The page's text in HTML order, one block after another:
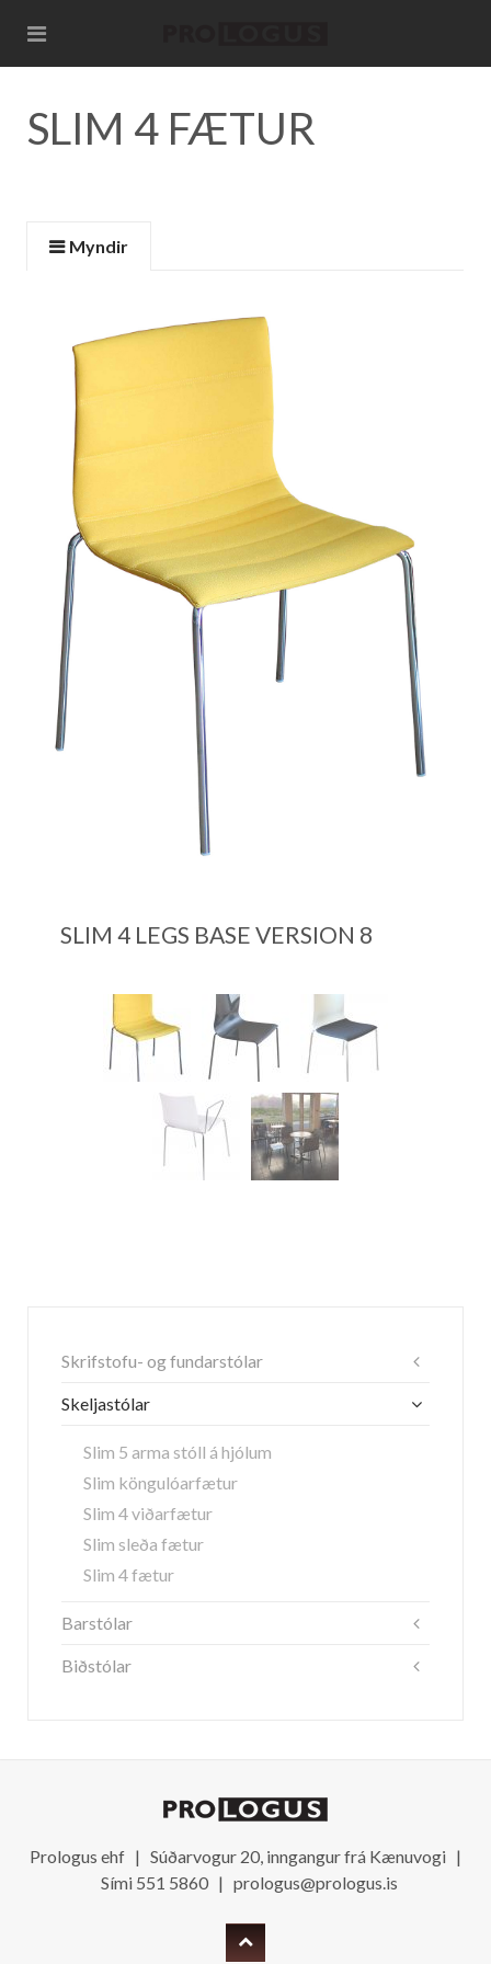
SLIM 4 FÆTUR
Myndir
SLIM 4 LEGS BASE VERSION 8
Skrifstofu- og fundarstólar
Skeljastólar
Slim 5 arma stóll á hjólum
Slim köngulóarfætur
Slim 4 viðarfætur
Slim sleða fætur
Slim 4 fætur
Barstólar
Biðstólar
Prologus ehf | Súðarvogur 20, inngangur frá Kænuvogi |
Sími 551 5860 | prologus@prologus.is